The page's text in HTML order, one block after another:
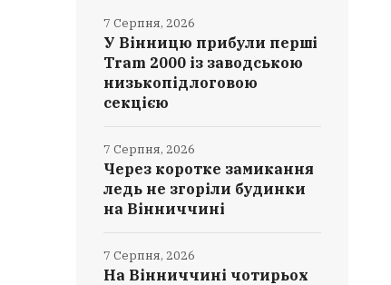
У Вінницю прибули перші
Tram 2000 із заводською
низькопідлоговою
секцією
7 Серпня, 2026
Через коротке замикання
ледь не згоріли будинки
на Вінниччині
7 Серпня, 2026
На Вінниччині чотирьох
7 Серпня, 2026